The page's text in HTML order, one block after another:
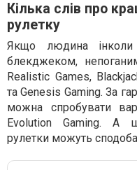
Кілька слів про
рулетку
Якщо людина
блекджеком,
Realistic Games,
та Genesis Gaming. За
можна спробувати
Evolution Gaming. А
рулетки можуть